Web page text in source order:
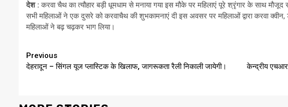
देश : करवा चैथ का त्यौहार बड़ी धूमधाम से मनाया गया इस मौके पर महिलाएं पूरे श्रृंगार के साथ
सभी महिलाओं ने एक दुसरे को करवाचैथ की शुभकामनाएं दी इस अवसर पर महिलाओं द्वारा करवा क्वीन,
महिलाओं ने बढ़ चढ़कर भाग लिया।
Continue
Reading
Previous
देहरादून – सिंगल यूज प्लास्टिक के खिलाफ, जागरूकता रैली निकाली जायेगी।
केन्द्रीय